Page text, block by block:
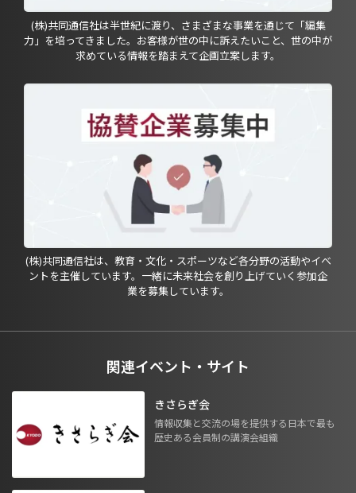
(株)共同通信社は半世紀に渡り、さまざまな事業を通じて「編集
力」を培ってきました。お客様が世の中に訴えたいこと、世の中が
求めている情報を踏まえて企画立案します。
(株)共同通信社は、教育・文化・スポーツなど各分野の活動やイベ
ントを主催しています。一緒に未来社会を創り上げていく参加企
業を募集しています。
関連イベント・サイト
きさらぎ会
情報収集と交流の場を提供する日本で最も
歴史ある会員制の講演会組織